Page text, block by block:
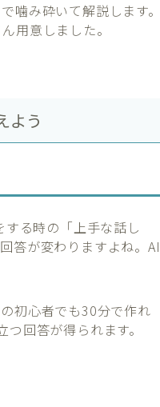
噛み砕いて解説します。
用意しました。
よう
る時の「上手な話し
答が変わりますよね。AI
初心者でも30分で作れ
回答が得られます。